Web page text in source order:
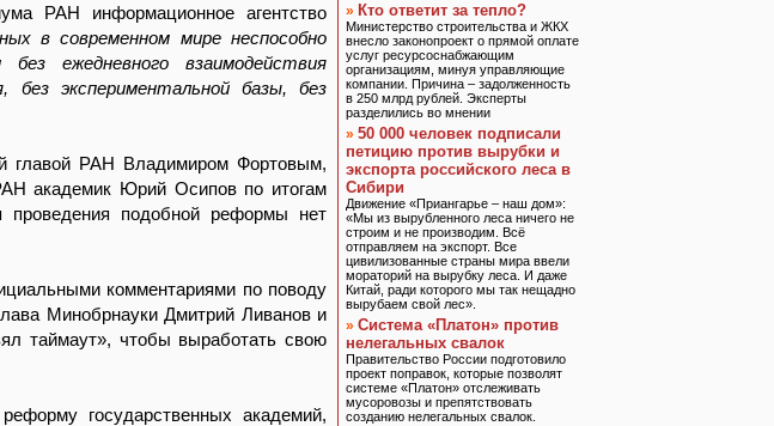
РАН информационное агентство
в современном мире неспособно
ежедневного взаимодействия
без экспериментальной базы, без
главой РАН Владимиром Фортовым,
академик Юрий Осипов по итогам
проведения подобной реформы нет
комментариями по поводу
Минобрнауки Дмитрий Ливанов и
таймаут», чтобы выработать свою
государственных академий,
» Кто ответит за тепло?
Министерство строительства и ЖКХ
внесло законопроект о прямой оплате
услуг ресурсоснабжающим
организациям, минуя управляющие
компании. Причина – задолженность
в 250 млрд рублей. Эксперты
разделились во мнении
» 50 000 человек подписали
петицию против вырубки и
экспорта российского леса в
Сибири
Движение «Приангарье – наш дом»:
«Мы из вырубленного леса ничего не
строим и не производим. Всё
отправляем на экспорт. Все
цивилизованные страны мира ввели
мораторий на вырубку леса. И даже
Китай, ради которого мы так нещадно
вырубаем свой лес».
» Система «Платон» против
нелегальных свалок
Правительство России подготовило
проект поправок, которые позволят
системе «Платон» отслеживать
мусоровозы и препятствовать
созданию нелегальных свалок.